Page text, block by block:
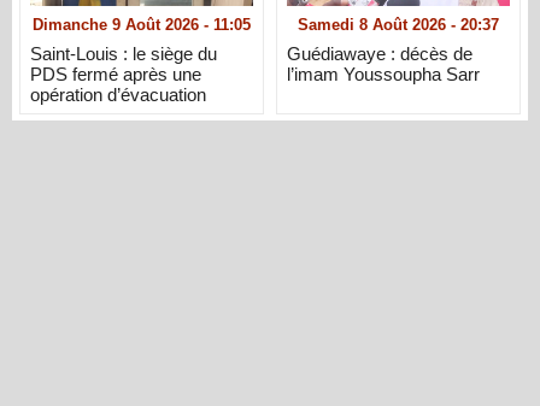
Dimanche 9 Août 2026 - 11:05
Saint-Louis : le siège du
PDS fermé après une
opération d’évacuation
Samedi 8 Août 2026 - 20:37
Guédiawaye : décès de
l’imam Youssoupha Sarr